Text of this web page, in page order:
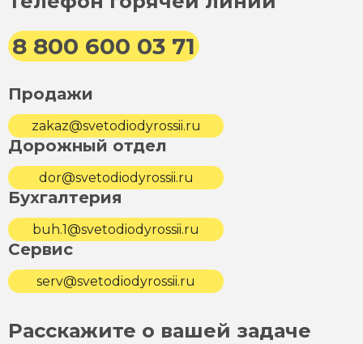
8 800 600 03 71
Продажи
zakaz@svetodiodyrossii.ru
Дорожный отдел
dor@svetodiodyrossii.ru
Бухгалтерия
buh.1@svetodiodyrossii.ru
Сервис
serv@svetodiodyrossii.ru
Расскажите о вашей задаче